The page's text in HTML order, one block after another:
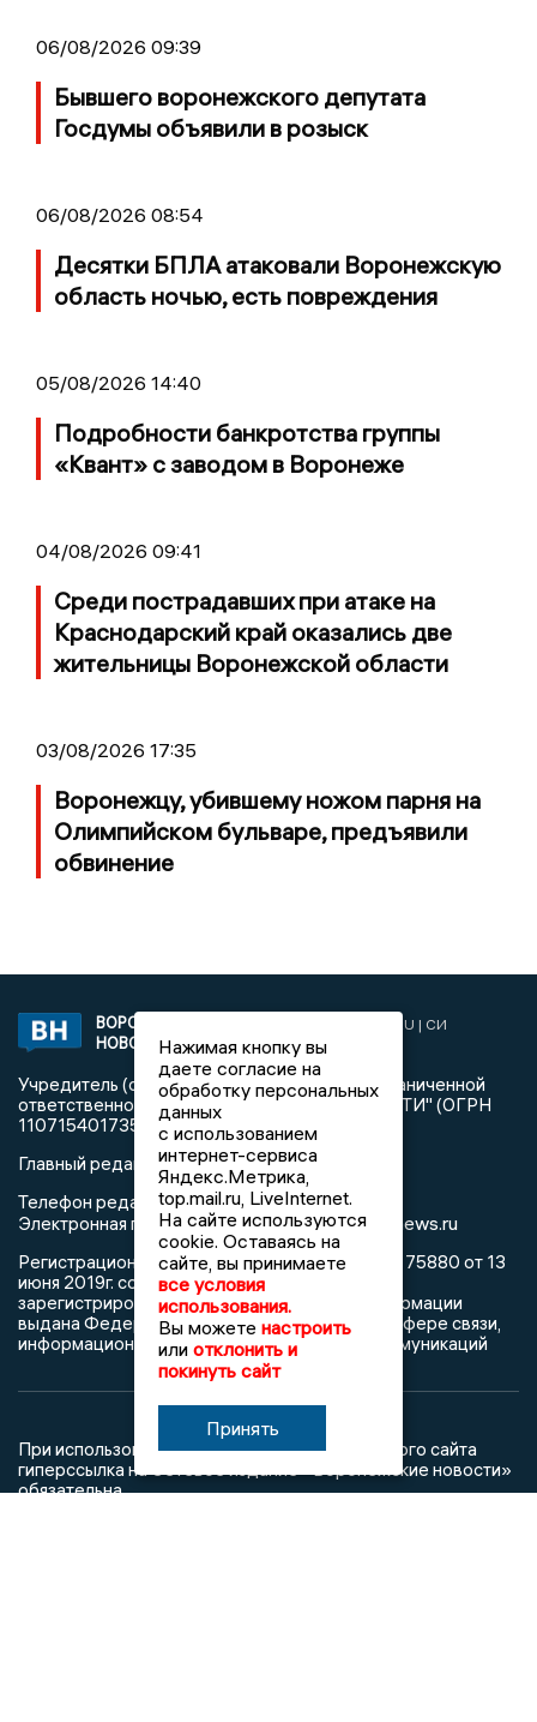
06/08/2026 09:39
Бывшего воронежского депутата
Госдумы объявили в розыск
06/08/2026 08:54
Десятки БПЛА атаковали Воронежскую
область ночью, есть повреждения
05/08/2026 14:40
Подробности банкротства группы
«Квант» с заводом в Воронеже
04/08/2026 09:41
Среди пострадавших при атаке на
Краснодарский край оказались две
жительницы Воронежской области
03/08/2026 17:35
Воронежцу, убившему ножом парня на
Олимпийском бульваре, предъявили
обвинение
ВОРОНЕЖСКИЕ
НОВОСТИ
2019 © VORONEZHNEWS.RU | СИ
«Воронежские новости»
Учредитель (соучредители): Общество с ограниченной
ответственностью "РЕГИОНАЛЬНЫЕ НОВОСТИ" (ОГРН
1107154017354)
Главный редактор: Пирогов А.А.
Телефон редакции: +7 (473) 262 77 92
Электронная почта редакции:info@voronezhnews.ru
Регистрационный номер: серия Эл № ФС 77 - 75880 от 13
июня 2019г. согласно выписке из реестра
зарегистрированных средств массовой информации
выдана Федеральной службой по надзору в сфере связи,
информационных технологий и массовых коммуникаций
При использовании любого материала с данного сайта
гиперссылка на Сетевое издание «Воронежские новости»
обязательна.
Нажимая кнопку вы
даете согласие на
обработку персональных
данных
с использованием
интернет-сервиса
Яндекс.Метрика,
top.mail.ru, LiveInternet.
На сайте используются
cookie. Оставаясь на
сайте, вы принимаете
все условия
использования.
Вы можете настроить
или отклонить и
покинуть сайт
Принять